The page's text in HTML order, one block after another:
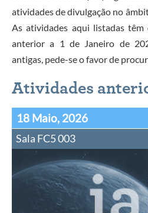
atividades de divulgação no
As atividades aqui listadas têm
anterior a 1 de Janeiro de
antigas, pede-se o favor de
Atividades
18 Maio, 2026
Sala FC5 003